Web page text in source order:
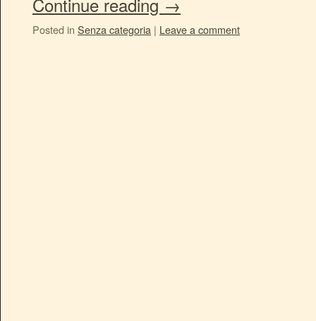
Posted in Senza categoria | Leave a comment